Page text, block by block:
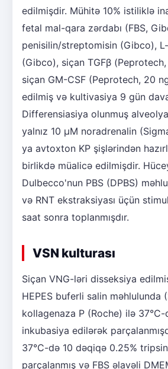
edilmişdir. Mühitə 10% istiliklə
fetal mal-qara zərdabı (FBS,
penisilin/streptomisin (Gibco),
(Gibco), siçan TGFβ
siçan GM-CSF (Peprotech, 20
edilmiş və kultivasiya 9 gün
Differensiasiya olunmuş
yalnız 10 μM noradrenalin
ya avtoxton KP şişlərindən
birlikdə müalicə edilmişdir.
Dulbecco'nun PBS (DPBS)
və RNT ekstraksiyası üçün
saat sonra toplanmışdır.
VSN kulturası
Siçan VNG-ləri disseksiya
HEPES buferli salin məhlulunda
kollagenaza P (Roche) ilə
inkubasiya edilərək
37°C-də 10 dəqiqə 0.25%
parçalanmış və FBS əlavəli